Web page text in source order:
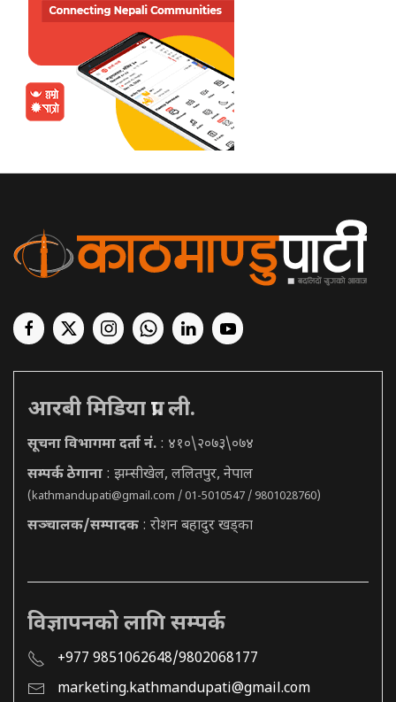
आरबी मिडिया प्रा. ली.
सूचना विभागमा दर्ता नं. : ४१०\२०७३\०७४
सम्पर्क ठेगाना : झम्सीखेल, ललितपुर, नेपाल
(kathmandupati@gmail.com / 01-5010547 / 9801028760)
सञ्चालक/सम्पादक : रोशन बहादुर खड्का
विज्ञापनको लागि सम्पर्क
+977 9851062648/9802068177
marketing.kathmandupati@gmail.com